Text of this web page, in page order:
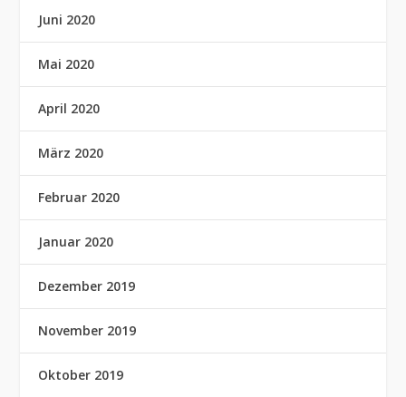
Juni 2020
Mai 2020
April 2020
März 2020
Februar 2020
Januar 2020
Dezember 2019
November 2019
Oktober 2019